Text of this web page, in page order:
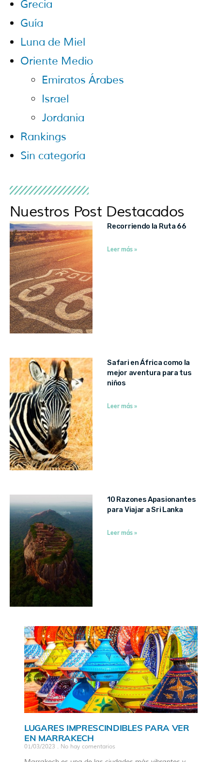
LUGARES IMPRESCINDIBLES PARA VER
EN MARRAKECH
01/03/2023 No hay comentarios
Grecia
Guía
Luna de Miel
Oriente Medio
Emiratos Árabes
Israel
Jordania
Rankings
Sin categoría
Nuestros Post Destacados
Recorriendo la Ruta 66
Leer más »
Safari en África como la
mejor aventura para tus
niños
Leer más »
10 Razones Apasionantes
para Viajar a Sri Lanka
Leer más »